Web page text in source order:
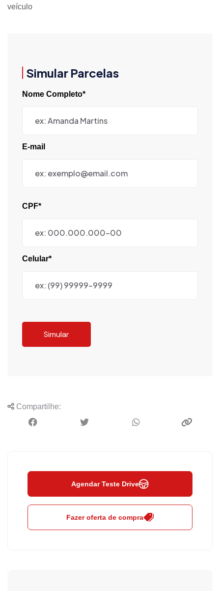
veículo
Simular Parcelas
Nome Completo*
E-mail
CPF*
Celular*
Simular
Compartilhe:
Agendar Teste Drive
Fazer oferta de compra